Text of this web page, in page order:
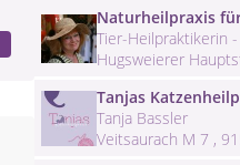
Naturheilpraxis
Tier-Heilpraktikerin
Hugsweierer
Tanjas
Tanja Bassler
Veitsaurach M 7 ,